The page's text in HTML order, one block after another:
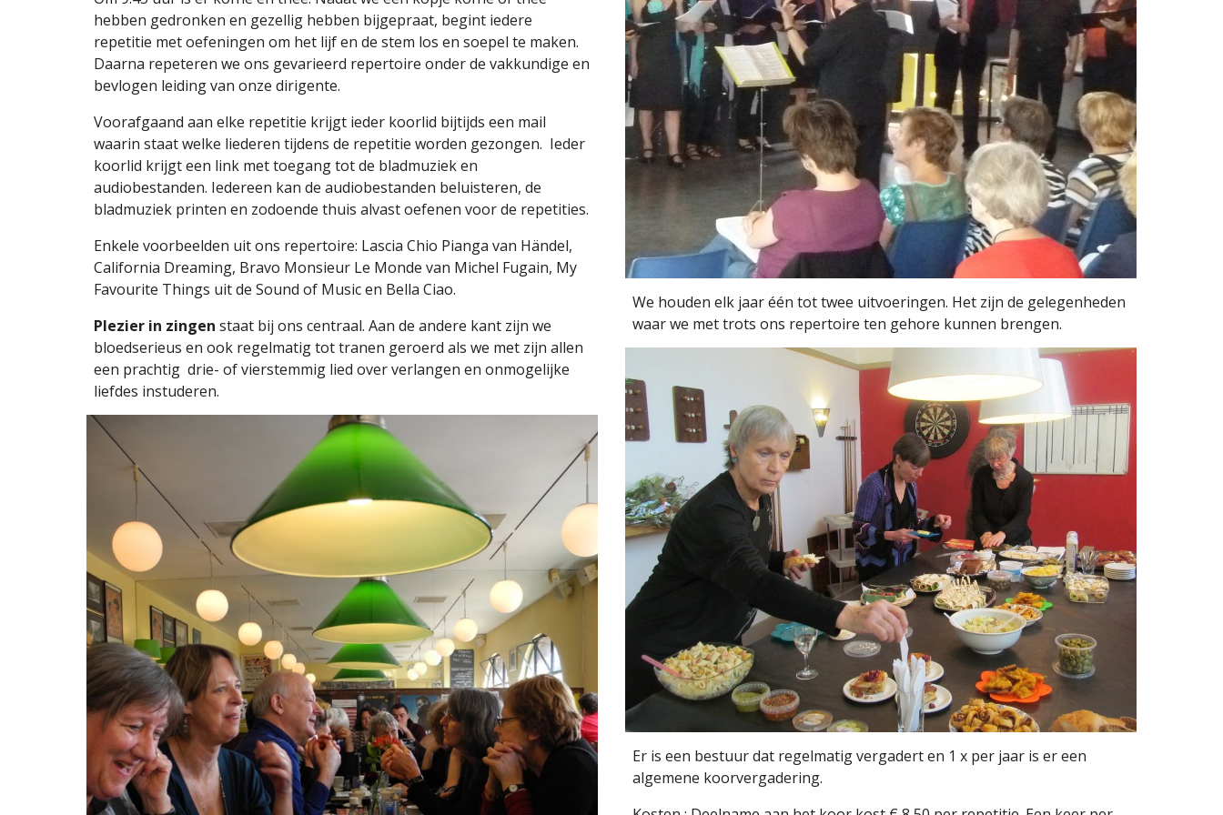
hebben gedronken en gezellig hebben bijgepraat, begint iedere
repetitie met oefeningen om het lijf en de stem los en soepel te maken.
Daarna repeteren we ons gevarieerd repertoire onder de vakkundige en
bevlogen leiding van onze dirigente.
Voorafgaand aan elke repetitie krijgt ieder koorlid bijtijds een mail
waarin staat welke liederen tijdens de repetitie worden gezongen. Ieder
koorlid krijgt een link met toegang tot de bladmuziek en
audiobestanden. Iedereen kan de audiobestanden beluisteren, de
bladmuziek printen en zodoende thuis alvast oefenen voor de repetities.
Enkele voorbeelden uit ons repertoire: Lascia Chio Pianga van Händel,
California Dreaming, Bravo Monsieur Le Monde van Michel Fugain, My
Favourite Things uit de Sound of Music en Bella Ciao.
Plezier in zingen staat bij ons centraal. Aan de andere kant zijn we
bloedserieus en ook regelmatig tot tranen geroerd als we met zijn allen
een prachtig drie- of vierstemmig lied over verlangen en onmogelijke
liefdes instuderen.
We houden elk jaar één tot twee uitvoeringen. Het zijn de gelegenheden
waar we met trots ons repertoire ten gehore kunnen brengen.
Er is een bestuur dat regelmatig vergadert en 1 x per jaar is er een
algemene koorvergadering.